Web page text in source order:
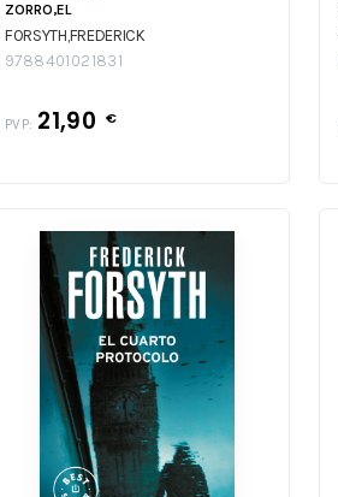
ZORRO,EL
FORSYTH,FREDERICK
9788401021831
PVP: 21,90 €